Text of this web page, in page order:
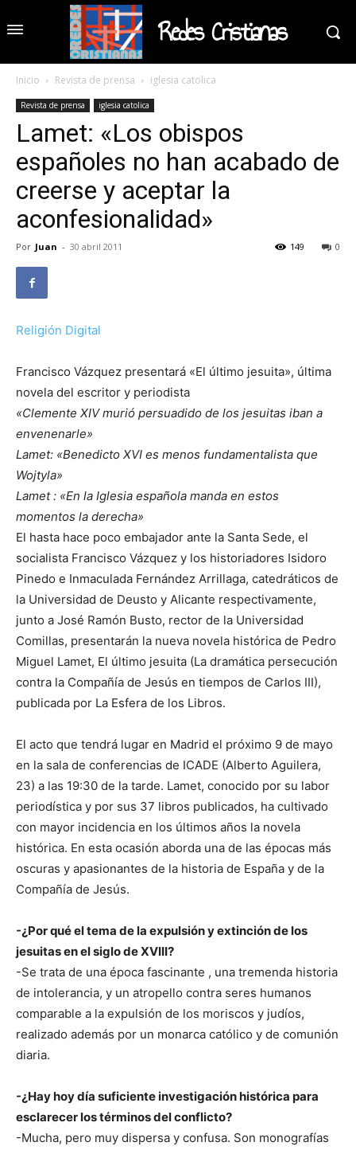
Redes Cristianas
Inicio Revista de prensa iglesia catolica
Revista de prensa iglesia catolica
Lamet: «Los obispos
españoles no han acabado de
creerse y aceptar la
aconfesionalidad»
Por Juan - 30 abril 2011 0
149
Religión Digital
Francisco Vázquez presentará «El último jesuita», última
novela del escritor y periodista
«Clemente XIV murió persuadido de los jesuitas iban a
envenenarle»
Lamet: «Benedicto XVI es menos fundamentalista que
Wojtyla»
Lamet : «En la Iglesia española manda en estos
momentos la derecha»
El hasta hace poco embajador ante la Santa Sede, el
socialista Francisco Vázquez y los historiadores Isidoro
Pinedo e Inmaculada Fernández Arrillaga, catedráticos de
la Universidad de Deusto y Alicante respectivamente,
junto a José Ramón Busto, rector de la Universidad
Comillas, presentarán la nueva novela histórica de Pedro
Miguel Lamet, El último jesuita (La dramática persecución
contra la Compañía de Jesús en tiempos de Carlos III),
publicada por La Esfera de los Libros.
El acto que tendrá lugar en Madrid el próximo 9 de mayo
en la sala de conferencias de ICADE (Alberto Aguilera,
23) a las 19:30 de la tarde. Lamet, conocido por su labor
periodística y por sus 37 libros publicados, ha cultivado
con mayor incidencia en los últimos años la novela
histórica. En esta ocasión aborda una de las épocas más
oscuras y apasionantes de la historia de España y de la
Compañía de Jesús.
-¿Por qué el tema de la expulsión y extinción de los
jesuitas en el siglo de XVIII?
-Se trata de una época fascinante , una tremenda historia
de intolerancia, y un atropello contra seres humanos
comparable a la expulsión de los moriscos y judíos,
realizado además por un monarca católico y de comunión
diaria.
-¿Hay hoy día suficiente investigación histórica para
esclarecer los términos del conflicto?
-Mucha, pero muy dispersa y confusa. Son monografías